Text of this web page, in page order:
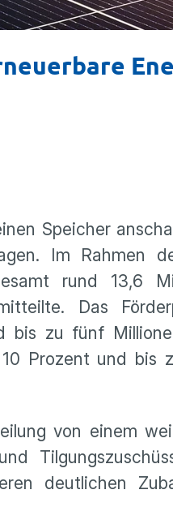
Speicher
Im Rahmen
rund 13,6
Das
bis zu fünf
Prozent und bis
von einem
deutlichen